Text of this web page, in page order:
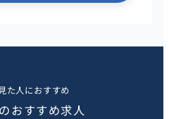
た人におすすめ
おすすめ求人